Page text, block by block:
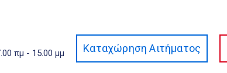
πμ - 15.00 μμ Καταχώρηση Αιτήματος